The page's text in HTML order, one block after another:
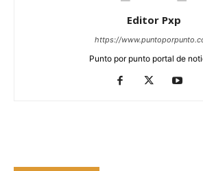
Editor Pxp
https://
Punto por punto portal de